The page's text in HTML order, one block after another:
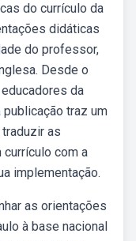
do currículo da
didáticas
do professor,
Desde o
da
traz um
as
com a
implementação.
as orientações
à base nacional